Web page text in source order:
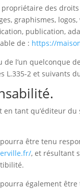
propriétaire des
graphismes, logos,
publication,
de : https://
l’un quelconque
L.335-2 et suivants
en tant qu’éditeur du
être tenu
, et résultant
également